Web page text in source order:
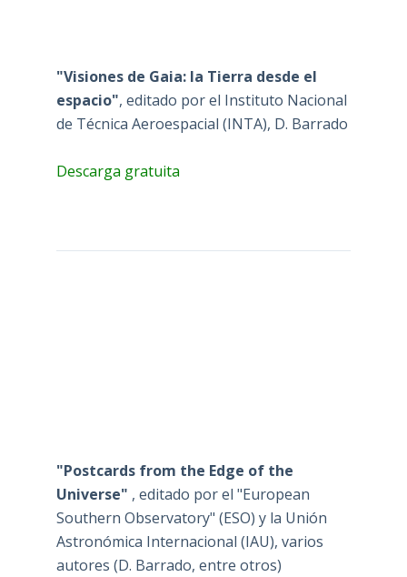
"Visiones de Gaia: la Tierra desde el
espacio", editado por el Instituto Nacional
de Técnica Aeroespacial (INTA), D. Barrado
Descarga gratuita
"Postcards from the Edge of the
Universe" , editado por el "European
Southern Observatory" (ESO) y la Unión
Astronómica Internacional (IAU), varios
autores (D. Barrado, entre otros)